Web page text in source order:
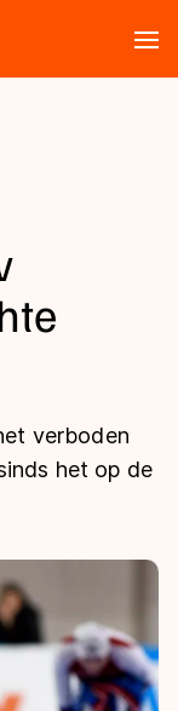
verboden
het op de